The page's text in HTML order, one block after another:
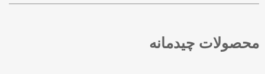
محصولات چیدمانه